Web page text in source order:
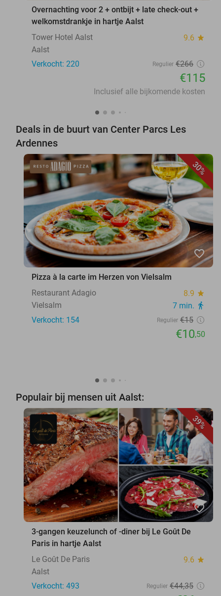
Overnachting voor 2 + ontbijt + late check-out +
welkomstdrankje in hartje Aalst
Tower Hotel Aalst
9.6 star
Aalst
Verkocht: 220
Regulier €266
€115
Inclusief alle bijkomende kosten
Deals in de buurt van Center Parcs Les
Ardennes
30%
favorite_border
Pizza à la carte im Herzen von Vielsalm
Restaurant Adagio
8.9 star
Vielsalm 7 min. directions_walk
Verkocht: 154 Regulier €15
€10,50
Populair bij mensen uit Aalst:
39%
favorite_border
3-gangen keuzelunch of -diner bij Le Goût De
Paris in hartje Aalst
Le Goût De Paris
9.6 star
Aalst
Verkocht: 493
Regulier €44,35